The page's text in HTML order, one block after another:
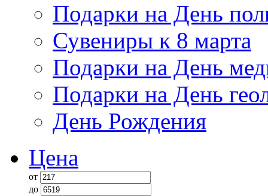
Подарки на День
Сувениры к 8 марта
Подарки на День
Подарки на День
День Рождения
Цена
от
до